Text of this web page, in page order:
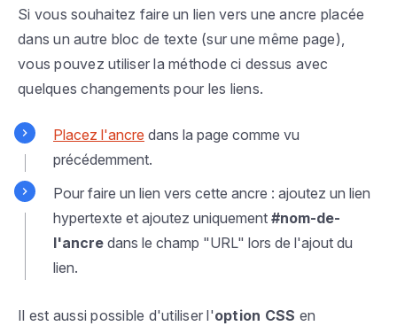
Si vous souhaitez faire un lien vers une ancre placée
dans un autre bloc de texte (sur une même page),
vous pouvez utiliser la méthode ci dessus avec
quelques changements pour les liens.
Placez l'ancre dans la page comme vu
précédemment.
Pour faire un lien vers cette ancre : ajoutez un lien
hypertexte et ajoutez uniquement #nom-de-
l'ancre dans le champ "URL" lors de l'ajout du
lien.
Il est aussi possible d'utiliser l'option CSS en